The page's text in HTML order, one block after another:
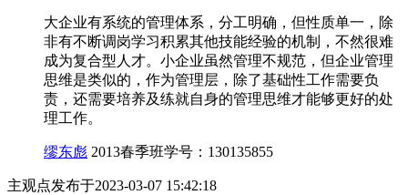
大企业有系统的管理体系，分工明确，但性质单一，除
非有不断调岗学习积累其他技能经验的机制，不然很难
成为复合型人才。小企业虽然管理不规范，但企业管理
思维是类似的，作为管理层，除了基础性工作需要负
责，还需要培养及练就自身的管理思维才能够更好的处
理工作。
缪东彪 2013春季班学号：130135855
主观点发布于2023-03-07 15:42:18